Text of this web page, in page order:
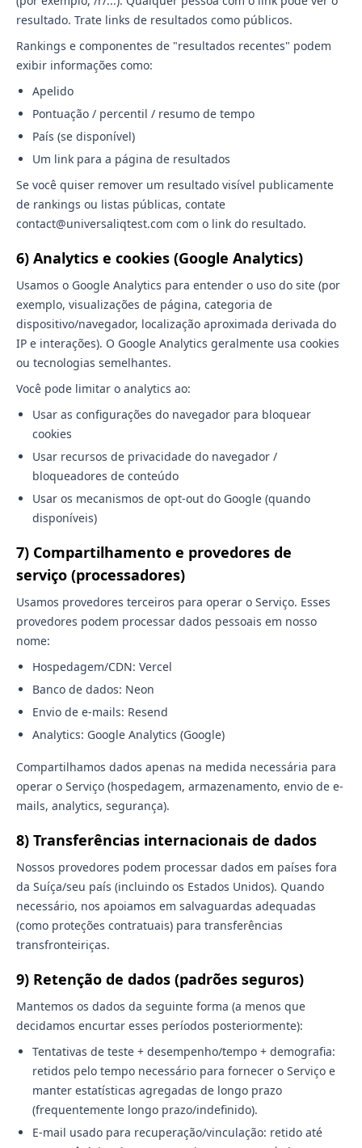
resultado. Trate links de resultados como públicos.
Rankings e componentes de "resultados recentes" podem
exibir informações como:
Apelido
Pontuação / percentil / resumo de tempo
País (se disponível)
Um link para a página de resultados
Se você quiser remover um resultado visível publicamente
de rankings ou listas públicas, contate
contact@universaliqtest.com com o link do resultado.
6) Analytics e cookies (Google Analytics)
Usamos o Google Analytics para entender o uso do site (por
exemplo, visualizações de página, categoria de
dispositivo/navegador, localização aproximada derivada do
IP e interações). O Google Analytics geralmente usa cookies
ou tecnologias semelhantes.
Você pode limitar o analytics ao:
Usar as configurações do navegador para bloquear
cookies
Usar recursos de privacidade do navegador /
bloqueadores de conteúdo
Usar os mecanismos de opt-out do Google (quando
disponíveis)
7) Compartilhamento e provedores de
serviço (processadores)
Usamos provedores terceiros para operar o Serviço. Esses
provedores podem processar dados pessoais em nosso
nome:
Hospedagem/CDN: Vercel
Banco de dados: Neon
Envio de e-mails: Resend
Analytics: Google Analytics (Google)
Compartilhamos dados apenas na medida necessária para
operar o Serviço (hospedagem, armazenamento, envio de e-
mails, analytics, segurança).
8) Transferências internacionais de dados
Nossos provedores podem processar dados em países fora
da Suíça/seu país (incluindo os Estados Unidos). Quando
necessário, nos apoiamos em salvaguardas adequadas
(como proteções contratuais) para transferências
transfronteiriças.
9) Retenção de dados (padrões seguros)
Mantemos os dados da seguinte forma (a menos que
decidamos encurtar esses períodos posteriormente):
Tentativas de teste + desempenho/tempo + demografia:
retidos pelo tempo necessário para fornecer o Serviço e
manter estatísticas agregadas de longo prazo
(frequentemente longo prazo/indefinido).
E-mail usado para recuperação/vinculação: retido até